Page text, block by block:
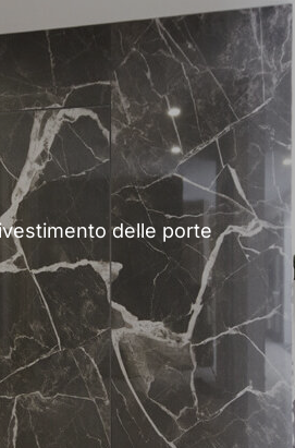
delle porte